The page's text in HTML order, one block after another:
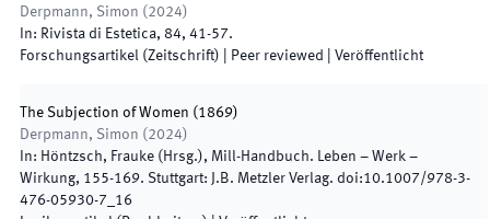
Derpmann, Simon ( 2024)
In: Rivista di Estetica, 84, 41-57.
Forschungsartikel (Zeitschrift) | Peer reviewed Veröffentlicht
The Subjection of Women (1869)
Derpmann, Simon ( 2024)
In: Höntzsch, Frauke ( Hrsg.), Mill-Handbuch. Leben – Werk –
Wirkung, 155-169. Stuttgart: J.B. Metzler Verlag. doi:10.1007/978-3-
476-05930-7_16